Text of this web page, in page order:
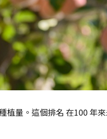
植量。這個排名 在100 年